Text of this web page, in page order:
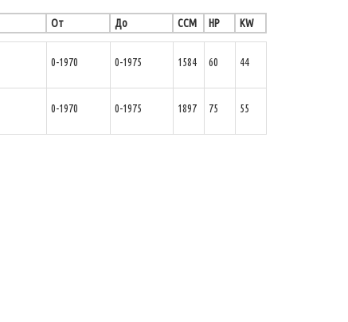
От До CCM HP KW
0-1970 0-1975 1584 60 44
0-1970 0-1975 1897 75 55